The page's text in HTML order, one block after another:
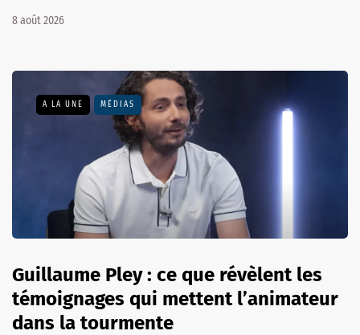
8 août 2026
A LA UNE MÉDIAS
Guillaume Pley : ce que révèlent les
témoignages qui mettent l’animateur
dans la tourmente